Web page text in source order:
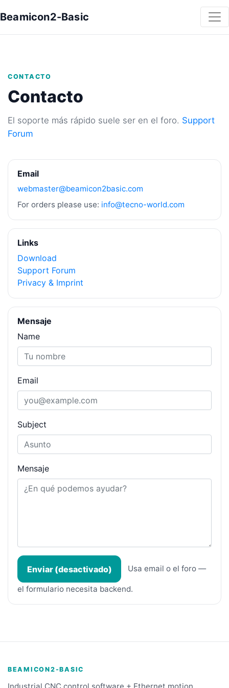
Beamicon2-Basic
CONTACTO
Contacto
El soporte más rápido suele ser en el foro. Support
Forum
Email
webmaster@beamicon2basic.com
For orders please use: info@tecno-world.com
Links
Download
Support Forum
Privacy & Imprint
Mensaje
Name
Email
Subject
Mensaje
Enviar (desactivado) Usa email o el foro —
el formulario necesita backend.
BEAMICON2-BASIC